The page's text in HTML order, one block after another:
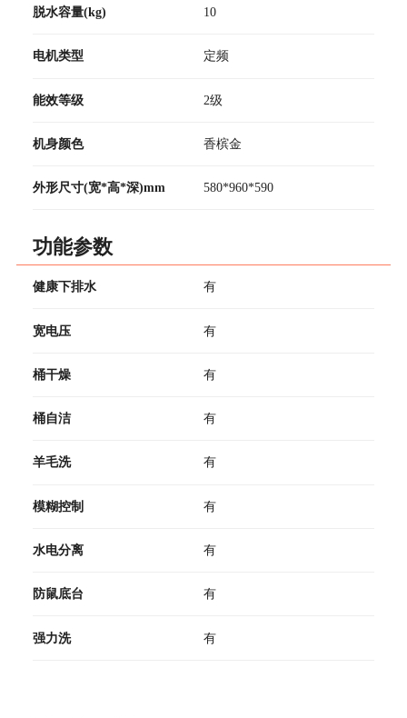
脱水容量(kg) 10
电机类型 定频
能效等级 2级
机身颜色 香槟金
外形尺寸(宽*高*深)mm 580*960*590
功能参数
健康下排水 有
宽电压 有
桶干燥 有
桶自洁 有
羊毛洗 有
模糊控制 有
水电分离 有
防鼠底台 有
强力洗 有